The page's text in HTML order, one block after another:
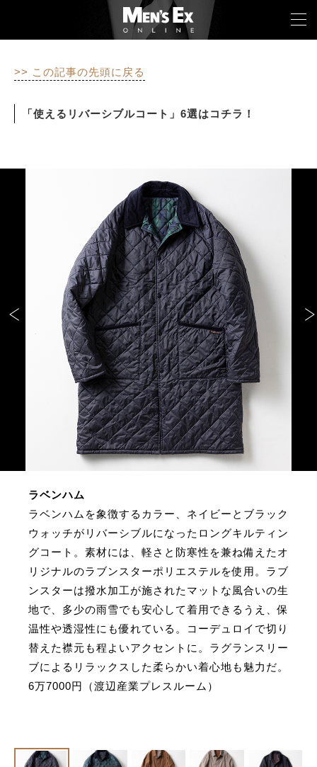
>> この記事の先頭に戻る
「使えるリバーシブルコート」6選はコチラ！
ラベンハム
ラベンハムを象徴するカラー、ネイビーとブラック
ウォッチがリバーシブルになったロングキルティン
グコート。素材には、軽さと防寒性を兼ね備えたオ
リジナルのラブンスターポリエステルを使用。ラブ
ンスターは撥水加工が施されたマットな風合いの生
地で、多少の雨雪でも安心して着用できるうえ、保
温性や透湿性にも優れている。コーデュロイで切り
替えた襟元も程よいアクセントに。ラグランスリー
ブによるリラックスした柔らかい着心地も魅力だ。
6万7000円（渡辺産業プレスルーム）︎
FASHION
MAGAZINE
ABOUT SITE
サイトマップ